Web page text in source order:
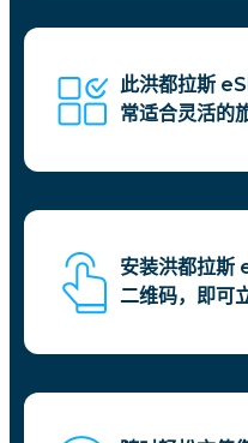
此洪都拉斯
常适合灵活的
安装洪都拉
二维码，即可